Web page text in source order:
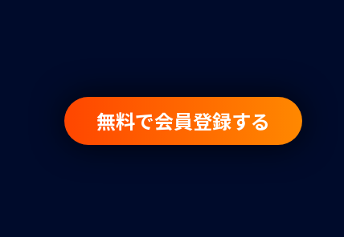
無料で会員登録する